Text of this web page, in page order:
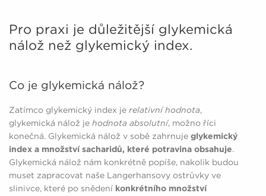
Pro praxi je důležitější glykemická
nálož než glykemický index.
Co je glykemická nálož?
Zatímco glykemický index je relativní hodnota,
glykemická nálož je hodnota absolutní, možno říci
konečná. Glykemická nálož v sobě zahrnuje glykemický
index a množství sacharidů, které potravina obsahuje.
Glykemická nálož nám konkrétně popíše, nakolik budou
muset zapracovat naše Langerhansovy ostrůvky ve
slinivce, které po snědení konkrétního množství